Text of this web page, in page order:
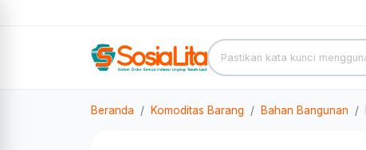
Beranda Komoditas Barang Bahan Bangunan